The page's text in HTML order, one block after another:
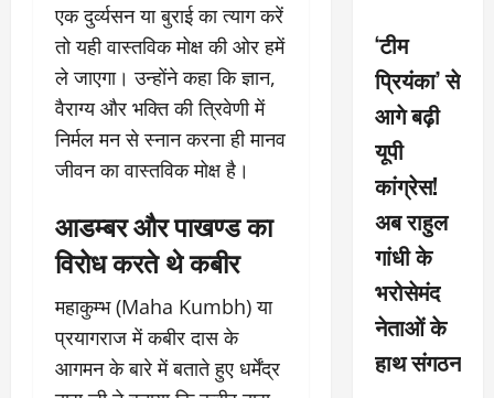
एक दुर्व्यसन या बुराई का त्याग करें
तो यही वास्तविक मोक्ष की ओर हमें
ले जाएगा। उन्होंने कहा कि ज्ञान,
वैराग्य और भक्ति की त्रिवेणी में
निर्मल मन से स्नान करना ही मानव
जीवन का वास्तविक मोक्ष है।
आडम्बर और पाखण्ड का
विरोध करते थे कबीर
महाकुम्भ (Maha Kumbh) या
प्रयागराज में कबीर दास के
आगमन के बारे में बताते हुए धर्मेंद्र
‘टीम
प्रियंका’ से
आगे बढ़ी
यूपी
कांग्रेस!
अब राहुल
गांधी के
भरोसेमंद
नेताओं के
हाथ संगठन